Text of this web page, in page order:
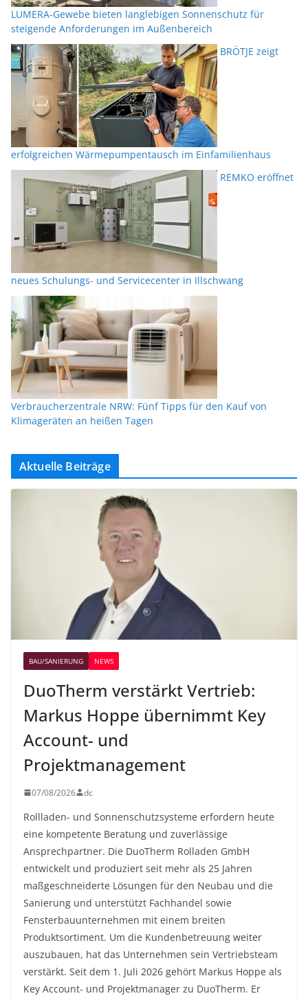
LUMERA-Gewebe bieten langlebigen Sonnenschutz für
steigende Anforderungen im Außenbereich
BRÖTJE zeigt
erfolgreichen Wärmepumpentausch im Einfamilienhaus
REMKO eröffnet
neues Schulungs- und Servicecenter in Illschwang
Verbraucherzentrale NRW: Fünf Tipps für den Kauf von
Klimageräten an heißen Tagen
Aktuelle Beiträge
BAU/SANIERUNG NEWS
DuoTherm verstärkt Vertrieb:
Markus Hoppe übernimmt Key
Account- und
Projektmanagement
07/08/2026 dc
Rollladen- und Sonnenschutzsysteme erfordern heute
eine kompetente Beratung und zuverlässige
Ansprechpartner. Die DuoTherm Rolladen GmbH
entwickelt und produziert seit mehr als 25 Jahren
maßgeschneiderte Lösungen für den Neubau und die
Sanierung und unterstützt Fachhandel sowie
Fensterbauunternehmen mit einem breiten
Produktsortiment. Um die Kundenbetreuung weiter
auszubauen, hat das Unternehmen sein Vertriebsteam
verstärkt. Seit dem 1. Juli 2026 gehört Markus Hoppe als
Key Account- und Projektmanager zu DuoTherm. Er